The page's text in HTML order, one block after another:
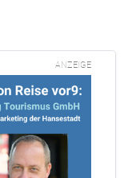
ANZEIGE